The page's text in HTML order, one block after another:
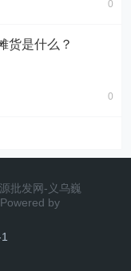
0
货是什么？
0
批发网-义乌巍
Powered by